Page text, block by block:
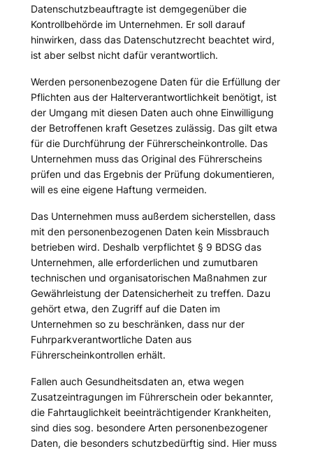
Datenschutzbeauftragte ist demgegenüber die
Kontrollbehörde im Unternehmen. Er soll darauf
hinwirken, dass das Datenschutzrecht beachtet wird,
ist aber selbst nicht dafür verantwortlich.
Werden personenbezogene Daten für die Erfüllung der
Pflichten aus der Halterverantwortlichkeit benötigt, ist
der Umgang mit diesen Daten auch ohne Einwilligung
der Betroffenen kraft Gesetzes zulässig. Das gilt etwa
für die Durchführung der Führerscheinkontrolle. Das
Unternehmen muss das Original des Führerscheins
prüfen und das Ergebnis der Prüfung dokumentieren,
will es eine eigene Haftung vermeiden.
Das Unternehmen muss außerdem sicherstellen, dass
mit den personenbezogenen Daten kein Missbrauch
betrieben wird. Deshalb verpflichtet § 9 BDSG das
Unternehmen, alle erforderlichen und zumutbaren
technischen und organisatorischen Maßnahmen zur
Gewährleistung der Datensicherheit zu treffen. Dazu
gehört etwa, den Zugriff auf die Daten im
Unternehmen so zu beschränken, dass nur der
Fuhrparkverantwortliche Daten aus
Führerscheinkontrollen erhält.
Fallen auch Gesundheitsdaten an, etwa wegen
Zusatzeintragungen im Führerschein oder bekannter,
die Fahrtauglichkeit beeinträchtigender Krankheiten,
sind dies sog. besondere Arten personenbezogener
Daten, die besonders schutzbedürftig sind. Hier muss